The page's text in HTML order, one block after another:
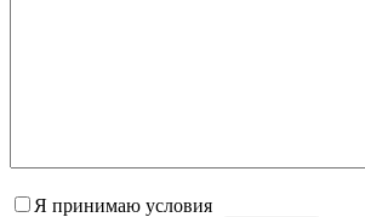
Я принимаю условия